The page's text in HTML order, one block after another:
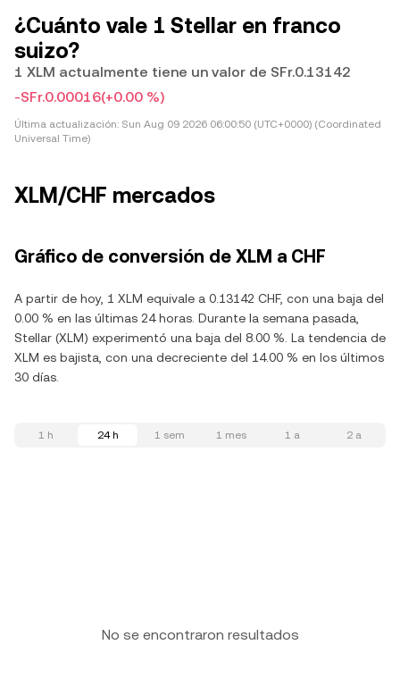
¿Cuánto vale 1 Stellar en franco
suizo?
1 XLM actualmente tiene un valor de SFr.0.13142
-SFr.0.00016(+0.00 %)
Última actualización: Sun Aug 09 2026 06:00:50 (UTC+0000) (Coordinated
Universal Time)
XLM/CHF mercados
Gráfico de conversión de XLM a CHF
A partir de hoy, 1 XLM equivale a 0.13142 CHF, con una baja del
0.00 % en las últimas 24 horas. Durante la semana pasada,
Stellar (XLM) experimentó una baja del 8.00 %. La tendencia de
XLM es bajista, con una decreciente del 14.00 % en los últimos
30 días.
1 h 24 h 1 sem 1 mes 1 a 2 a
No se encontraron resultados